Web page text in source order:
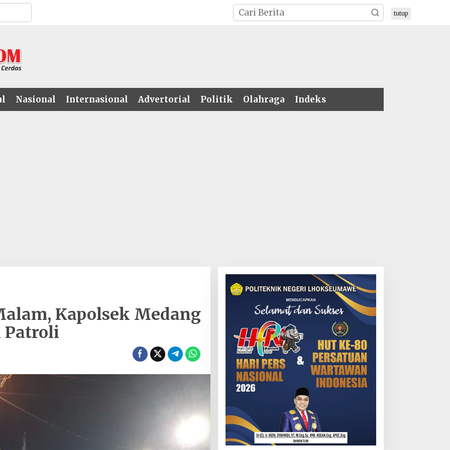
Nasional Internasional Advertorial Politik Olahraga Indeks
tutup
Kapolsek Medang
Patroli